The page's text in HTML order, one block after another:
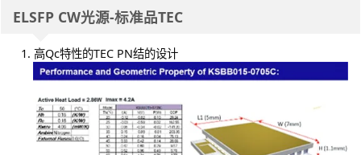
ELSFP CW光源-标准品TEC
高Qc特性的TEC PN结的设计